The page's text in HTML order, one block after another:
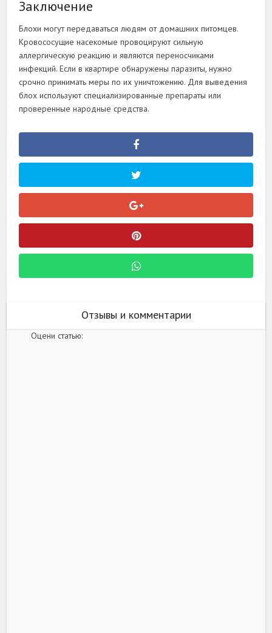
Заключение
Блохи могут передаваться людям от домашних питомцев.
Кровососущие насекомые провоцируют сильную
аллергическую реакцию и являются переносчиками
инфекций. Если в квартире обнаружены паразиты, нужно
срочно принимать меры по их уничтожению. Для выведения
блох используют специализированные препараты или
проверенные народные средства.
Отзывы и комментарии
Оцени статью: